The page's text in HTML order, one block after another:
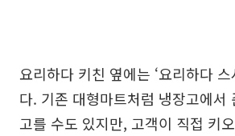
요리하다 키친 옆에는 ‘요리하다
다. 기존 대형마트처럼 냉장고에서
고를 수도 있지만, 고객이 직접 키